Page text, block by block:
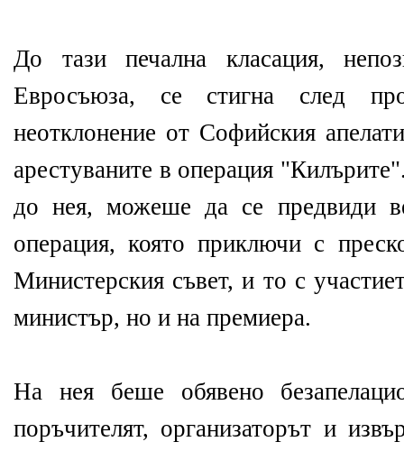
До тази печална класация,
Евросъюза, се стигна след
неотклонение от Софийския
арестуваните в операция
до нея, можеше да се предвиди
операция, която приключи с
Министерския съвет, и то с
министър, но и на премиера.
На нея беше обявено
поръчителят, организаторът и